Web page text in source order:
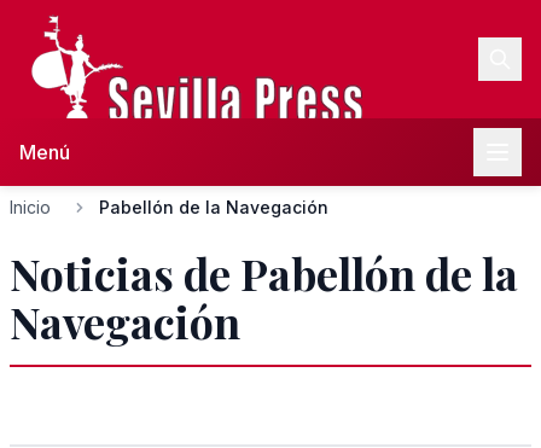
Menú
Inicio Pabellón de la Navegación
Noticias de Pabellón de la
Navegación